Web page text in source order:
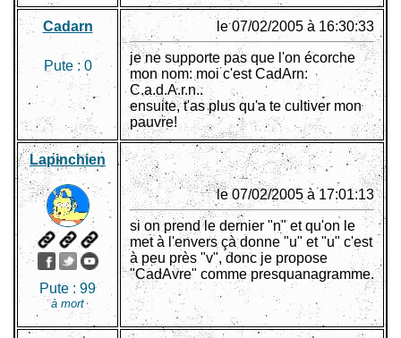
Cadarn
Pute : 0
le 07/02/2005 à 16:30:33
je ne supporte pas que l'on écorche
mon nom: moi c'est CadArn:
C.a.d.A.r.n..
ensuite, t'as plus qu'a te cultiver mon
pauvre!
Lapinchien
Pute : 99
à mort
le 07/02/2005 à 17:01:13
si on prend le dernier "n" et qu'on le
met à l'envers çà donne "u" et "u" c'est
à peu près "v", donc je propose
"CadAvre" comme presquanagramme.